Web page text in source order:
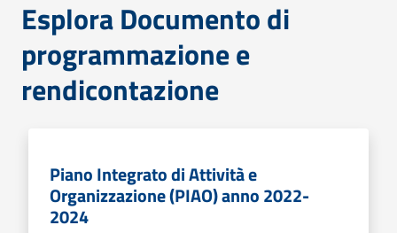
Esplora Documento di
programmazione e
rendicontazione
Piano Integrato di Attività e
Organizzazione (PIAO) anno 2022-
2024